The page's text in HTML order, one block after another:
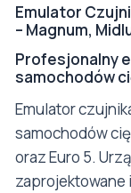
Emulator
– Magnum,
Profesjonalny
samochodów
Emulator
samochodów
oraz Euro 5.
zaprojektowane